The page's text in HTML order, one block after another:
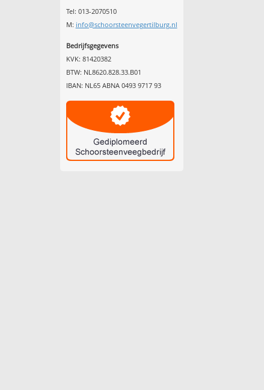
Tel: 013-2070510
M: info@schoorsteenvegertilburg.nl
Bedrijfsgegevens
KVK: 81420382
BTW: NL8620.828.33.B01
IBAN: NL65 ABNA 0493 9717 93